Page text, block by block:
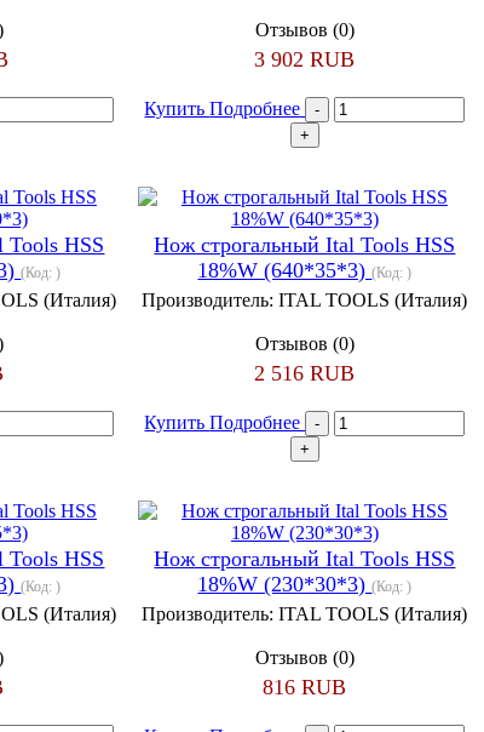
Отзывов (0)
3 902 RUB
КупитьПодробнее
HSS
(Код:)
(Италия)
Нож строгальный Ital Tools HSS
18%W (640*35*3)(Код:)
Производитель:ITAL TOOLS (Италия)
Отзывов (0)
2 516 RUB
КупитьПодробнее
HSS
(Код:)
(Италия)
Нож строгальный Ital Tools HSS
18%W (230*30*3)(Код:)
Производитель:ITAL TOOLS (Италия)
Отзывов (0)
816 RUB